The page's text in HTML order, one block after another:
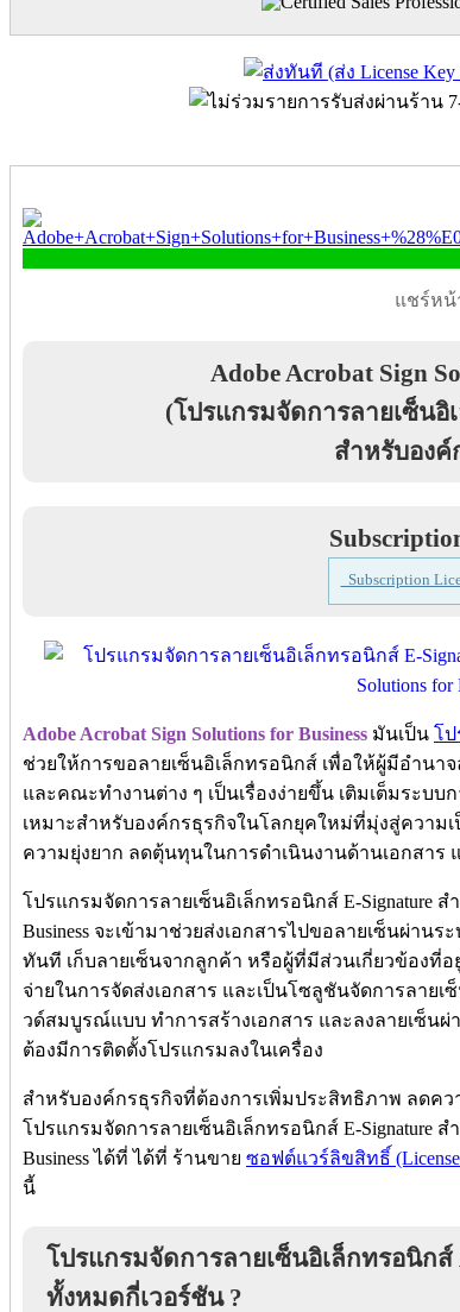
แชร์หน้
Adobe Acrobat Sign
(โปรแกรมจัดการลายเซ็นอิ
สำหรับองค์
Subscription
Adobe Acrobat Sign Solutions for Business มันเป็น โป
ช่วยให้การขอลายเซ็นอิเล็กทรอนิกส์ เพื่อให้ผู้มีอำนา
และคณะทำงานต่าง ๆ เป็นเรื่องง่ายขึ้น เติมเต็มระบ
เหมาะสำหรับองค์กรธุรกิจในโลกยุคใหม่ที่มุ่งสู่ความเ
ความยุ่งยาก ลดตุ้นทุนในการดำเนินงานด้านเอกสาร
โปรแกรมจัดการลายเซ็นอิเล็กทรอนิกส์ E-Signature ส
Business จะเข้ามาช่วยส่งเอกสารไปขอลายเซ็นผ่าน
ทันที เก็บลายเซ็นจากลูกค้า หรือผู้ที่มีส่วนเกี่ยวข้องที่อ
จ่ายในการจัดส่งเอกสาร และเป็นโซลูชันจัดการลาย
วด์สมบูรณ์แบบ ทำการสร้างเอกสาร และลงลายเซ็นผ่
ต้องมีการติดตั้งโปรแกรมลงในเครื่อง
สำหรับองค์กรธุรกิจที่ต้องการเพิ่มประสิทธิภาพ ลดคว
โปรแกรมจัดการลายเซ็นอิเล็กทรอนิกส์ E-Signature ส
Business ได้ที่ ได้ที่ ร้านขาย ซอฟต์แวร์ลิขสิทธิ์
นี้
โปรแกรมจัดการลายเซ็นอิเล็กทรอนิกส์
ทั้งหมดกี่เวอร์ชัน ?